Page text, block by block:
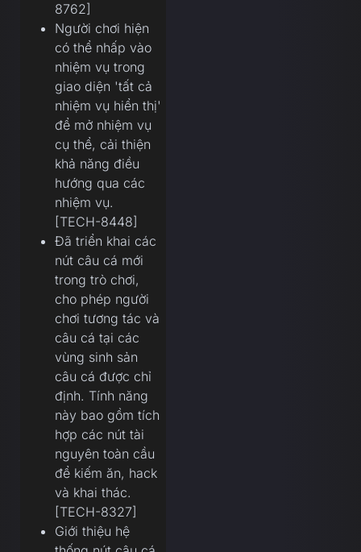
8762]
Người chơi hiện
có thể nhấp vào
nhiệm vụ trong
giao diện 'tất cả
nhiệm vụ hiển thị'
để mở nhiệm vụ
cụ thể, cải thiện
khả năng điều
hướng qua các
nhiệm vụ.
[TECH-8448]
Đã triển khai các
nút câu cá mới
trong trò chơi,
cho phép người
chơi tương tác và
câu cá tại các
vùng sinh sản
câu cá được chỉ
định. Tính năng
này bao gồm tích
hợp các nút tài
nguyên toàn cầu
để kiếm ăn, hack
và khai thác.
[TECH-8327]
Giới thiệu hệ